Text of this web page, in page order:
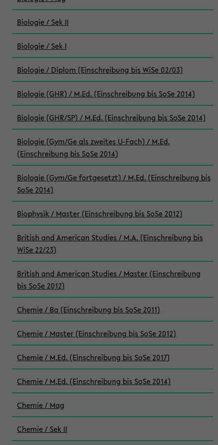
Biologie / Sek II
Biologie / Sek I
Biologie / Diplom (Einschreibung bis WiSe 02/03)
Biologie (GHR) / M.Ed. (Einschreibung bis SoSe 2014)
Biologie (GHR/SP) / M.Ed. (Einschreibung bis SoSe 2014)
Biologie (Gym/Ge als zweites U-Fach) / M.Ed.
(Einschreibung bis SoSe 2014)
Biologie (Gym/Ge fortgesetzt) / M.Ed. (Einschreibung bis
SoSe 2014)
Biophysik / Master (Einschreibung bis SoSe 2012)
British and American Studies / M.A. (Einschreibung bis
WiSe 22/23)
British and American Studies / Master (Einschreibung
bis SoSe 2012)
Chemie / Ba (Einschreibung bis SoSe 2011)
Chemie / Master (Einschreibung bis SoSe 2012)
Chemie / M.Ed. (Einschreibung bis SoSe 2017)
Chemie / M.Ed. (Einschreibung bis SoSe 2014)
Chemie / Mag
Chemie / Sek II